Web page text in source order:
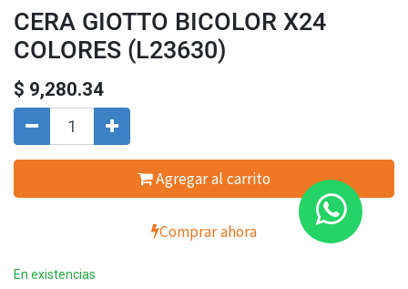
CERA GIOTTO BICOLOR X24
COLORES (L23630)
$ 9,280.34
Agregar al carrito
Comprar ahora
En existencias